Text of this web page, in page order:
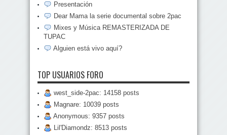
Presentación
Dear Mama la serie documental sobre 2pac
Mixes y Música REMASTERIZADA DE
TUPAC
Alguien está vivo aquí?
TOP USUARIOS FORO
west_side-2pac: 14158 posts
Magnare: 10039 posts
Anonymous: 9357 posts
Lil'Diamondz: 8513 posts